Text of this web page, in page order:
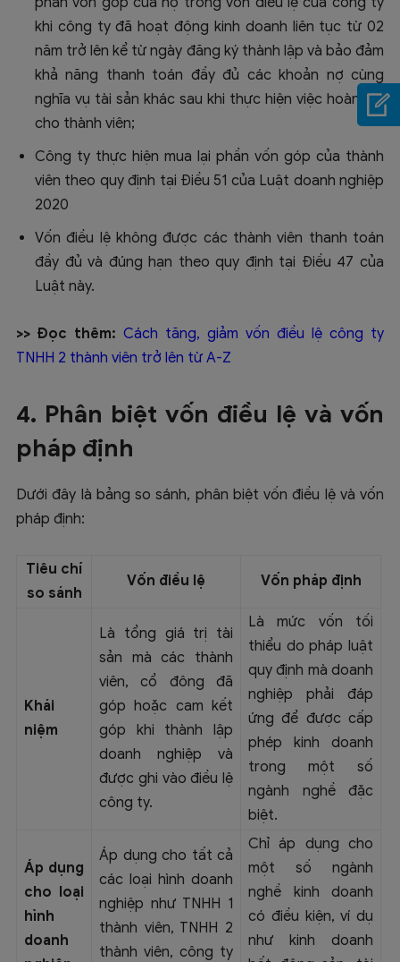
khi công ty đã hoạt động kinh doanh liên tục từ 02
năm trở lên kể từ ngày đăng ký thành lập và bảo đảm
khả năng thanh toán đầy đủ các khoản nợ cùng
nghĩa vụ tài sản khác sau khi thực hiện việc hoàn trả
cho thành viên;
Công ty thực hiện mua lại phần vốn góp của thành
viên theo quy định tại Điều 51 của Luật doanh nghiệp
2020
Vốn điều lệ không được các thành viên thanh toán
đầy đủ và đúng hạn theo quy định tại Điều 47 của
Luật này.
>> Đọc thêm: Cách tăng, giảm vốn điều lệ công ty
TNHH 2 thành viên trở lên từ A-Z
4. Phân biệt vốn điều lệ và vốn
pháp định
Dưới đây là bảng so sánh, phân biệt vốn điều lệ và vốn
pháp định:
Tiêu chí
so sánh
Vốn điều lệ Vốn pháp định
Khái
niệm
Là tổng giá trị tài
sản mà các thành
viên, cổ đông đã
góp hoặc cam kết
góp khi thành lập
doanh nghiệp và
được ghi vào điều lệ
công ty.
Là mức vốn tối
thiểu do pháp luật
quy định mà doanh
nghiệp phải đáp
ứng để được cấp
phép kinh doanh
trong một số
ngành nghề đặc
biệt.
Áp dụng
cho loại
hình
doanh
Áp dụng cho tất cả
các loại hình doanh
nghiệp như TNHH 1
thành viên, TNHH 2
thành viên, công ty
Chỉ áp dụng cho
một số ngành
nghề kinh doanh
có điều kiện, ví dụ
như kinh doanh